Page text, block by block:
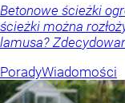
Betonowe ścieżki
ścieżki można
lamusa?
PoradyWiadomości